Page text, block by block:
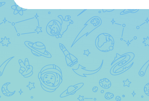
Продажи рестайлингового
стартуют уже летом.